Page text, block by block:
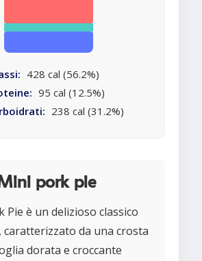
428 cal (56.2%)
95 cal (12.5%)
238 cal (31.2%)
pork pie
Pie è un delizioso classico
da una crosta
dorata e croccante